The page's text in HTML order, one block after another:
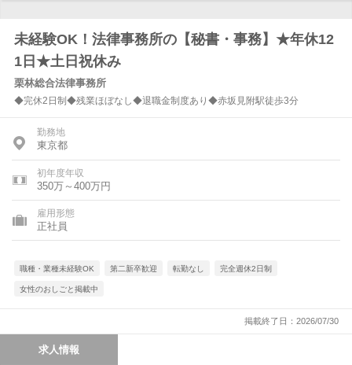
未経験OK！法律事務所の【秘書・事務】★年休12
1日★土日祝休み
栗林総合法律事務所
◆完休2日制◆残業ほぼなし◆退職金制度あり◆赤坂見附駅徒歩3分
勤務地
東京都
初年度年収
350万～400万円
雇用形態
正社員
職種・業種未経験OK 第二新卒歓迎 転勤なし 完全週休2日制
女性のおしごと掲載中
掲載終了日：2026/07/30
求人情報